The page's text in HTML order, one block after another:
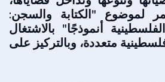
لموضوع "الكتابة والسجن:
أنموذجًا" بالاشتغال
متعددة، وبالتركيز على